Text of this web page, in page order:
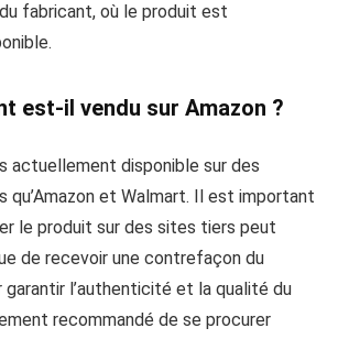
fabricant, où le produit est
est-il vendu sur Amazon ?
actuellement disponible sur des
et Walmart. Il est important
le produit sur des sites tiers peut
de recevoir une contrefaçon du
garantir l’authenticité et la qualité du
recommandé de se procurer